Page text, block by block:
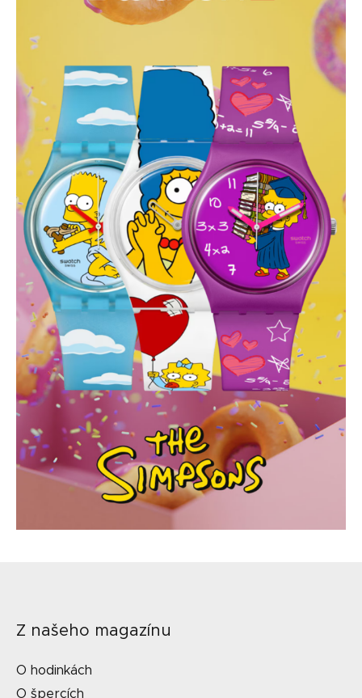
Z našeho magazínu
O hodinkách
O špercích